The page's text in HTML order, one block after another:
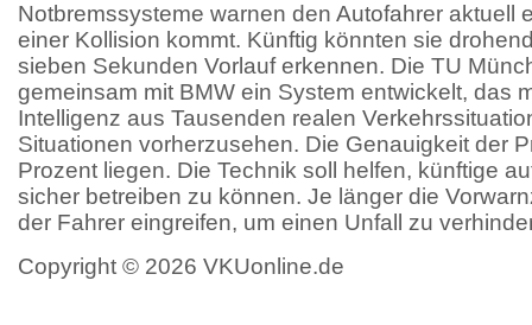
Notbremssysteme warnen den Autofahrer aktuell
einer Kollision kommt. Künftig könnten sie
sieben Sekunden Vorlauf erkennen. Die TU
gemeinsam mit BMW ein System entwickelt, das
Intelligenz aus Tausenden realen
Situationen vorherzusehen. Die Genauigkeit der
Prozent liegen. Die Technik soll helfen, künftige
sicher betreiben zu können. Je länger die
der Fahrer eingreifen, um einen Unfall zu
Copyright © 2026 VKUonline.de